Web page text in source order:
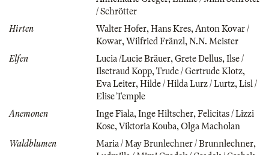
/ Schrötter
Hirten
Walter Hofer, Hans Kres, Anton Kovar /
Kowar, Wilfried Fränzl , N.N. Meister
Elfen
Lucia /Lucie Bräuer, Grete Dellus, Ilse /
Ilsetraud Kopp, Trude / Gertrude Klotz,
Eva Leiter, Hilde / Hilda Lurz / Lurtz, Lisl /
Elise Temple
Anemonen
Inge Fiala, Inge Hiltscher, Felicitas / Lizzi
Kose, Viktoria Kouba, Olga Macholan
Waldblumen
Maria / May Brunlechner / Brunnlechner,